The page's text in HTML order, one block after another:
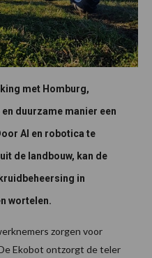
met Homburg,
duurzame manier een
AI en robotica te
de landbouw, kan de
in
wortelen.
zorgen voor
Ekobot ontzorgt de teler